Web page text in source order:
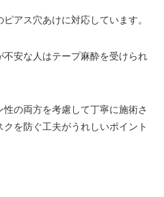
アス穴あけに対応しています。
安な人はテープ麻酔を受けられ
の両方を考慮して丁寧に施術さ
を防ぐ工夫がうれしいポイント